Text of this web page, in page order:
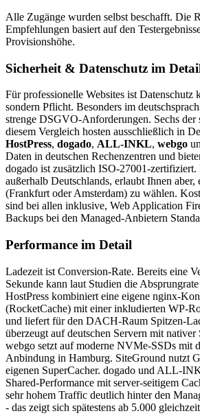
Alle Zugänge wurden selbst beschafft. Die
Empfehlungen basiert auf den
Provisionshöhe.
Sicherheit & Datenschutz im
Für professionelle Websites ist Datenschutz
sondern Pflicht. Besonders im
strenge DSGVO-Anforderungen. Sechs der
diesem Vergleich hosten ausschließlich in
HostPress, dogado, ALL-INKL, webgo
Daten in deutschen Rechenzentren und
dogado ist zusätzlich ISO-27001-
außerhalb Deutschlands, erlaubt Ihnen
(Frankfurt oder Amsterdam) zu wählen.
sind bei allen inklusive, Web Application
Backups bei den Managed-Anbietern
Performance im Detail
Ladezeit ist Conversion-Rate. Bereits eine
Sekunde kann laut Studien die
HostPress kombiniert eine eigene nginx-
(RocketCache) mit einer inkludierten WP-
und liefert für den DACH-Raum Spitzen-
überzeugt auf deutschen Servern mit
webgo setzt auf moderne NVMe-SSDs mit
Anbindung in Hamburg. SiteGround nutzt
eigenen SuperCacher. dogado und ALL-
Shared-Performance mit server-seitigem
sehr hohem Traffic deutlich hinter den
- das zeigt sich spätestens ab 5.000